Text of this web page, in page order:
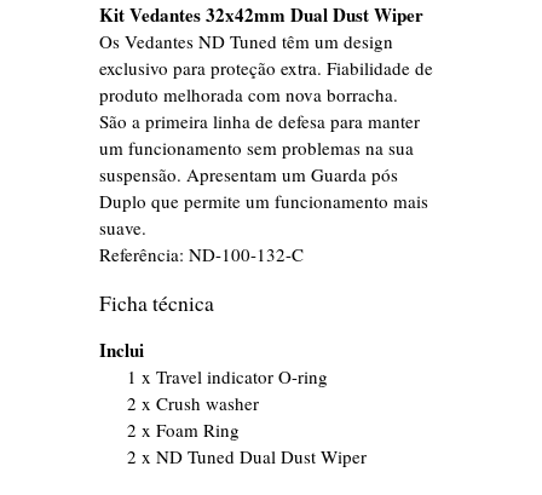
Kit Vedantes 32x42mm Dual Dust Wiper
Os Vedantes ND Tuned têm um design
exclusivo para proteção extra. Fiabilidade de
produto melhorada com nova borracha.
São a primeira linha de defesa para manter
um funcionamento sem problemas na sua
suspensão. Apresentam um Guarda pós
Duplo que permite um funcionamento mais
suave.
Referência:ND-100-132-C
Ficha técnica
Inclui
1 x Travel indicator O-ring
2 x Crush washer
2 x Foam Ring
2 x ND Tuned Dual Dust Wiper